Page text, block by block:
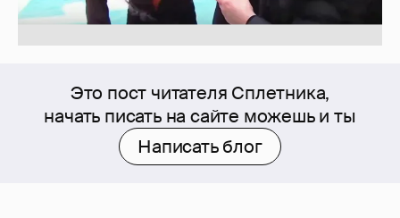
Это пост читателя Сплетника,
начать писать на сайте можешь и ты
Написать блог